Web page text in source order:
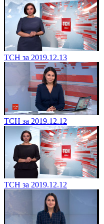
ТСН за 2019.12.13
ТСН за 2019.12.12
ТСН за 2019.12.12